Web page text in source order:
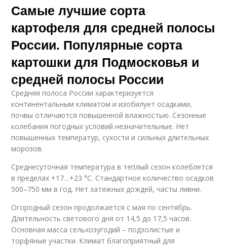
Самые лучшие сорта
картофеля для средней полосы
России. Популярные сорта
картошки для Подмосковья и
средней полосы России
Средняя полоса России характеризуется
континентальным климатом и изобилует осадками,
почвы отличаются повышенной влажностью. Сезонные
колебания погодных условий незначительные. Нет
повышенных температур, сухости и сильных длительных
морозов.
Среднесуточная температура в теплый сезон колеблется
в пределах +17…+23 °C. Стандартное количество осадков
500–750 мм в год. Нет затяжных дождей, часты ливни.
Огородный сезон продолжается с мая по сентябрь.
Длительность светового дня от 14,5 до 17,5 часов.
Основная масса сельхозугодий – подзолистые и
торфяные участки. Климат благоприятный для